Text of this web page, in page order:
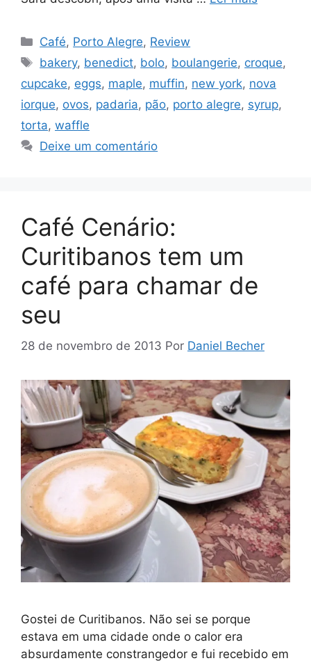
Categorias
Café, Porto Alegre, Review
Tags
bakery, benedict, bolo, boulangerie, croque,
cupcake, eggs, maple, muffin, new york, nova
iorque, ovos, padaria, pão, porto alegre, syrup,
torta, waffle
Deixe um comentário
Café Cenário:
Curitibanos tem um
café para chamar de
seu
28 de novembro de 2013 Por Daniel Becher
Gostei de Curitibanos. Não sei se porque
estava em uma cidade onde o calor era
absurdamente constrangedor e fui recebido em